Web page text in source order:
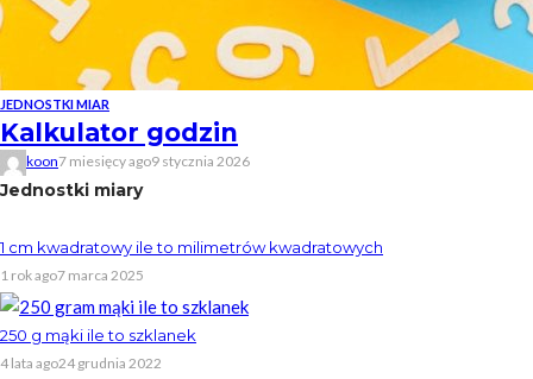
JEDNOSTKI MIAR
Kalkulator godzin
koon7 miesięcy ago9 stycznia 2026
Jednostki miary
1 cm kwadratowy ile to milimetrów kwadratowych
1 rok ago7 marca 2025
250 g mąki ile to szklanek
4 lata ago24 grudnia 2022